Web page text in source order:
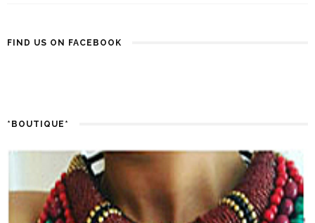
FIND US ON FACEBOOK
*BOUTIQUE*